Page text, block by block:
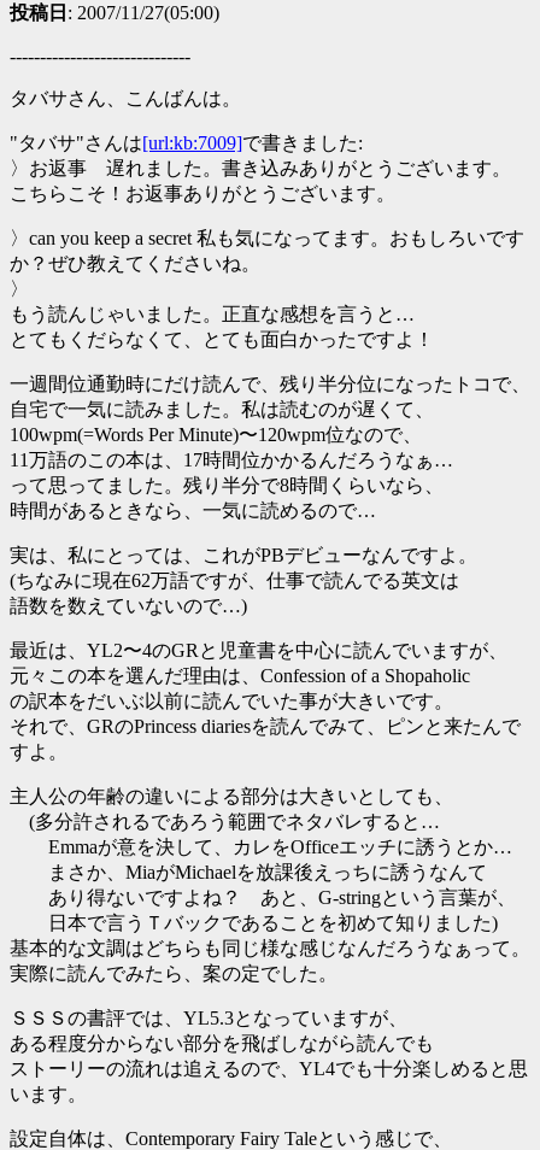
投稿日 : 2007/11/27(05:00)
------------------------------
タバサさん、こんばんは。
"タバサ"さんは[url:kb:7009]で書きました:
〉お返事 遅れました。書き込みありがとうございます。
こちらこそ！お返事ありがとうございます。
〉can you keep a secret 私も気になってます。おもしろいです
か？ぜひ教えてくださいね。
〉
もう読んじゃいました。正直な感想を言うと…
とてもくだらなくて、とても面白かったですよ！
一週間位通勤時にだけ読んで、残り半分位になったトコで、
自宅で一気に読みました。私は読むのが遅くて、
100wpm(=Words Per Minute)〜120wpm位なので、
11万語のこの本は、17時間位かかるんだろうなぁ…
って思ってました。残り半分で8時間くらいなら、
時間があるときなら、一気に読めるので…
実は、私にとっては、これがPBデビューなんですよ。
(ちなみに現在62万語ですが、仕事で読んでる英文は
語数を数えていないので…)
最近は、YL2〜4のGRと児童書を中心に読んでいますが、
元々この本を選んだ理由は、Confession of a Shopaholic
の訳本をだいぶ以前に読んでいた事が大きいです。
それで、GRのPrincess diariesを読んでみて、ピンと来たんで
すよ。
主人公の年齢の違いによる部分は大きいとしても、
(多分許されるであろう範囲でネタバレすると…
Emmaが意を決して、カレをOfficeエッチに誘うとか…
まさか、MiaがMichaelを放課後えっちに誘うなんて
あり得ないですよね？ あと、G-stringという言葉が、
日本で言うＴバックであることを初めて知りました)
基本的な文調はどちらも同じ様な感じなんだろうなぁって。
実際に読んでみたら、案の定でした。
ＳＳＳの書評では、YL5.3となっていますが、
ある程度分からない部分を飛ばしながら読んでも
ストーリーの流れは追えるので、YL4でも十分楽しめると思
います。
設定自体は、Contemporary Fairy Taleという感じで、